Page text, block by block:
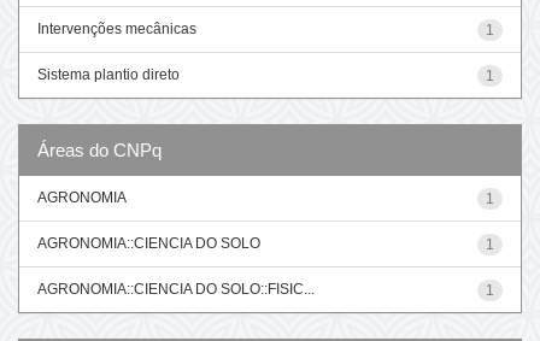
1
Intervenções mecânicas
1
Sistema plantio direto
Áreas do CNPq
1
AGRONOMIA
1
AGRONOMIA::CIENCIA DO SOLO
1
AGRONOMIA::CIENCIA DO SOLO::FISIC...